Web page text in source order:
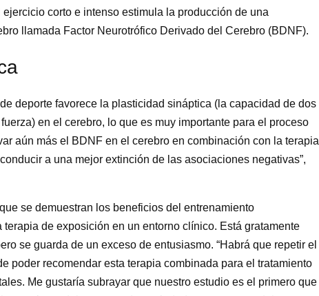
corto e intenso estimula la producción de una
llamada Factor Neurotrófico Derivado del Cerebro (BDNF).
deporte favorece la plasticidad sináptica (la capacidad de dos
en el cerebro, lo que es muy importante para el proceso
aún más el BDNF en el cerebro en combinación con la terapia
a una mejor extinción de las asociaciones negativas”,
se demuestran los beneficios del entrenamiento
de exposición en un entorno clínico. Está gratamente
se guarda de un exceso de entusiasmo. “Habrá que repetir el
poder recomendar esta terapia combinada para el tratamiento
Me gustaría subrayar que nuestro estudio es el primero que